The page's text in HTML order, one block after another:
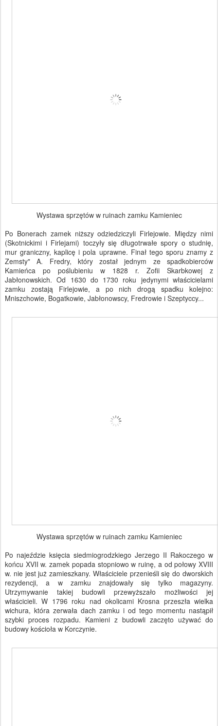
Wystawa sprzętów w ruinach zamku Kamieniec
Po Bonerach zamek niższy odziedziczyli Firlejowie. Między nimi
(Skotnickimi i Firlejami) toczyły się długotrwałe spory o studnię,
mur graniczny, kaplicę i pola uprawne. Finał tego sporu znamy z
Zemsty" A. Fredry, który został jednym ze spadkobierców
Kamieńca po poślubieniu w 1828 r. Zofii Skarbkowej z
Jabłonowskich. Od 1630 do 1730 roku jedynymi właścicielami
zamku zostają Firlejowie, a po nich drogą spadku kolejno:
Mniszchowie, Bogatkowie, Jabłonowscy, Fredrowie i Szeptyccy...
Wystawa sprzętów w ruinach zamku Kamieniec
Po najeździe księcia siedmiogrodzkiego Jerzego II Rakoczego w
końcu XVII w. zamek popada stopniowo w ruinę, a od połowy XVIII
w. nie jest już zamieszkany. Właściciele przenieśli się do dworskich
rezydencji, a w zamku znajdowały się tylko magazyny.
Utrzymywanie takiej budowli przewyższało możliwości jej
właścicieli. W 1796 roku nad okolicami Krosna przeszła wielka
wichura, która zerwała dach zamku i od tego momentu nastąpił
szybki proces rozpadu. Kamieni z budowli zaczęto używać do
budowy kościoła w Korczynie.